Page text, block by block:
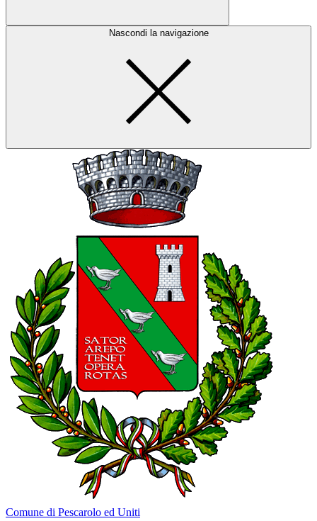
Nascondi la navigazione
Comune di Pescarolo ed Uniti